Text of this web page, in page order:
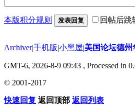
本版积分规则 发表回复 回帖后跳
Archiver|手机版|小黑屋|美国论坛德州
GMT-6, 2026-8-9 09:43 , Processed in
© 2001-2017
快速回复 返回顶部 返回列表